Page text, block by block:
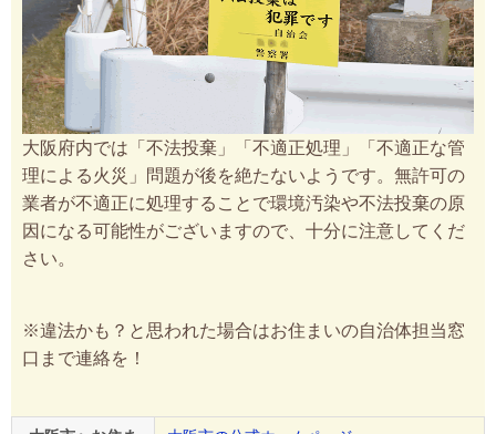
大阪府内では「不法投棄」「不適正処理」「不適正な管
理による火災」問題が後を絶たないようです。無許可の
業者が不適正に処理することで環境汚染や不法投棄の原
因になる可能性がございますので、十分に注意してくだ
さい。
※違法かも？と思われた場合はお住まいの自治体担当窓
口まで連絡を！